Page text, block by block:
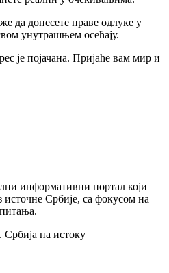
да донесете праве одлуке у
унутрашњем осећају.
је појачана. Пријаће вам мир и
информативни портал који
Србије, са фокусом на
на истоку